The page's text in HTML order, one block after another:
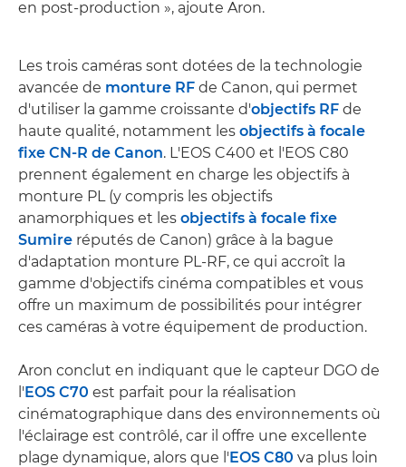
en post-production », ajoute Aron.
Les trois caméras sont dotées de la technologie
avancée de monture RF de Canon, qui permet
d'utiliser la gamme croissante d'objectifs RF de
haute qualité, notamment les objectifs à focale
fixe CN-R de Canon. L'EOS C400 et l'EOS C80
prennent également en charge les objectifs à
monture PL (y compris les objectifs
anamorphiques et les objectifs à focale fixe
Sumire réputés de Canon) grâce à la bague
d'adaptation monture PL-RF, ce qui accroît la
gamme d'objectifs cinéma compatibles et vous
offre un maximum de possibilités pour intégrer
ces caméras à votre équipement de production.
Aron conclut en indiquant que le capteur DGO de
l'EOS C70 est parfait pour la réalisation
cinématographique dans des environnements où
l'éclairage est contrôlé, car il offre une excellente
plage dynamique, alors que l'EOS C80 va plus loin